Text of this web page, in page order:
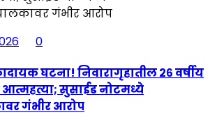
0
घटना! निवारागृहातील २६ वर्षीय
आत्महत्या; सुसाईड नोटमध्ये
गंभीर आरोप